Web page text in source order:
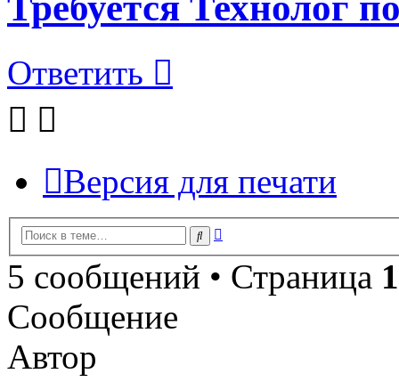
Ответить
Версия для печати
Поиск
5 сообщений • Страница 1
Сообщение
Автор